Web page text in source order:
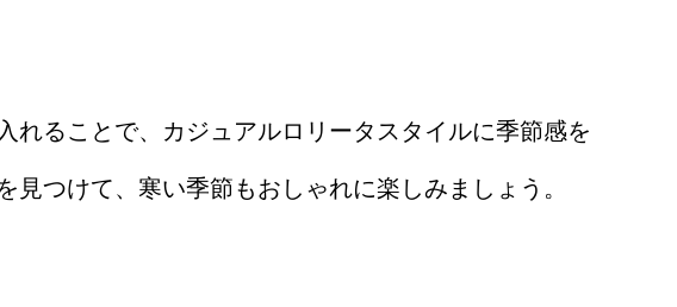
れることで、カジュアルロリータスタイルに季節感を
つけて、寒い季節もおしゃれに楽しみましょう。